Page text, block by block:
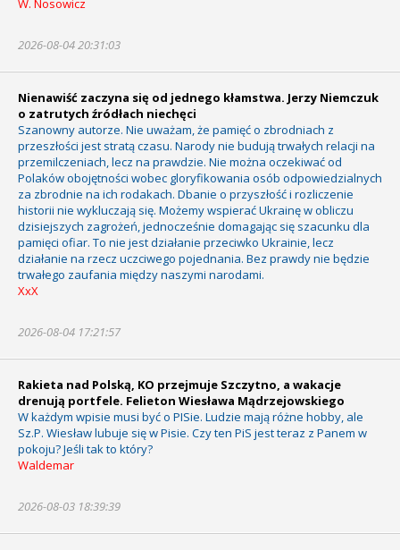
W. Nosowicz
2026-08-04 20:31:03
Nienawiść zaczyna się od jednego kłamstwa. Jerzy Niemczuk
o zatrutych źródłach niechęci
Szanowny autorze. Nie uważam, że pamięć o zbrodniach z
przeszłości jest stratą czasu. Narody nie budują trwałych relacji na
przemilczeniach, lecz na prawdzie. Nie można oczekiwać od
Polaków obojętności wobec gloryfikowania osób odpowiedzialnych
za zbrodnie na ich rodakach. Dbanie o przyszłość i rozliczenie
historii nie wykluczają się. Możemy wspierać Ukrainę w obliczu
dzisiejszych zagrożeń, jednocześnie domagając się szacunku dla
pamięci ofiar. To nie jest działanie przeciwko Ukrainie, lecz
działanie na rzecz uczciwego pojednania. Bez prawdy nie będzie
trwałego zaufania między naszymi narodami.
XxX
2026-08-04 17:21:57
Rakieta nad Polską, KO przejmuje Szczytno, a wakacje
drenują portfele. Felieton Wiesława Mądrzejowskiego
W każdym wpisie musi być o PISie. Ludzie mają różne hobby, ale
Sz.P. Wiesław lubuje się w Pisie. Czy ten PiS jest teraz z Panem w
pokoju? Jeśli tak to który?
Waldemar
2026-08-03 18:39:39